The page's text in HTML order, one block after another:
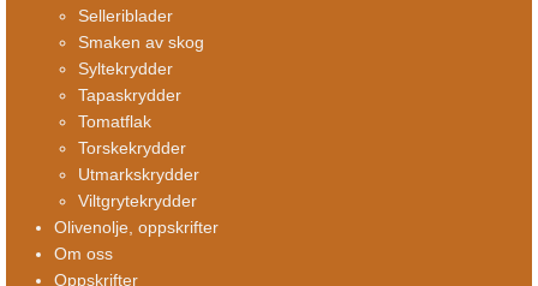
Selleriblader
Smaken av skog
Syltekrydder
Tapaskrydder
Tomatflak
Torskekrydder
Utmarkskrydder
Viltgrytekrydder
Olivenolje, oppskrifter
Om oss
Oppskrifter